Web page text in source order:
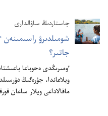
جاستاردىڭ ساۋالدارى
شومىلدىرۋ
جاتىر؟‏
ٶمىرىڭدى ە‌حوباعا
ويلاعاندا،‏ جۇ‌رە‌گىڭ
ماقالاداعى ويلار ساعان